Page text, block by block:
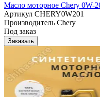
Масло моторное Chery 0W-
Артикул CHERY0W201
Производитель Chery
Под заказ
Заказать